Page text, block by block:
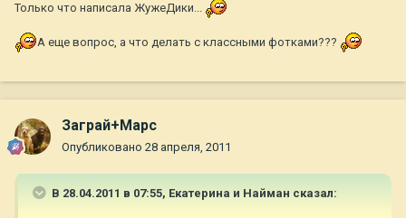
Только что написала ЖужеДики...
А еще вопрос, а что делать с классными фотками???
Заграй+Марс
Опубликовано 28 апреля, 2011
В 28.04.2011 в 07:55, Екатерина и Найман сказал: